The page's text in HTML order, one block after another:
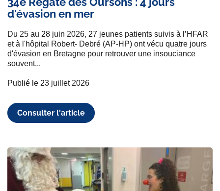
d'évasion en mer
Du 25 au 28 juin 2026, 27 jeunes patients suivis à l’HFAR
et à l'hôpital Robert- Debré (AP-HP) ont vécu quatre jours
d'évasion en Bretagne pour retrouver une insouciance
souvent...
Publié le 23 juillet 2026
Consulter l'article